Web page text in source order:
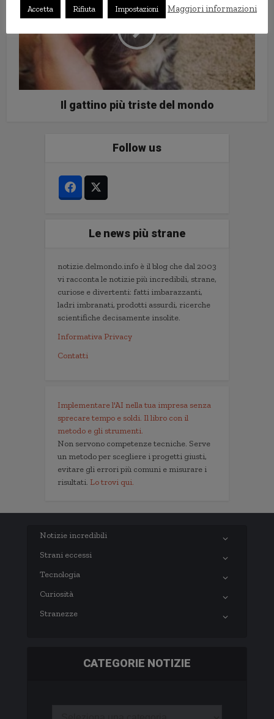
Il gattino più triste del mondo
Follow us
Le news più strane
notizie.delmondo.info è il blog che dal 2003
vi racconta le notizie più incredibili, strane,
curiose e divertenti: fatti imbarazzanti,
ladri imbranati, prodotti assurdi, ricerche
scientifiche decisamente insolite.
Informativa Privacy
Contatti
Implementare l'AI nella tua impresa senza
sprecare tempo e soldi. Il libro con il
metodo e gli strumenti.
Non servono competenze tecniche. Serve
un metodo per scegliere i progetti giusti,
evitare gli errori più comuni e misurare i
risultati. Lo trovi qui.
Notizie incredibili
Strani eccessi
Tecnologia
Curiosità
Stranezze
CATEGORIE NOTIZIE
Accetta Rifiuta Impostazioni Maggiori informazioni